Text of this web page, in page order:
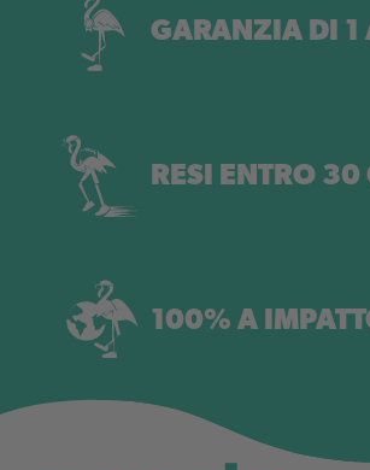
GARANZIA DI 1
RESI ENTRO 30
100% A